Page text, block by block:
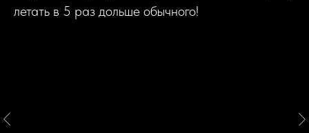
летать в 5 раз дольше обычного!